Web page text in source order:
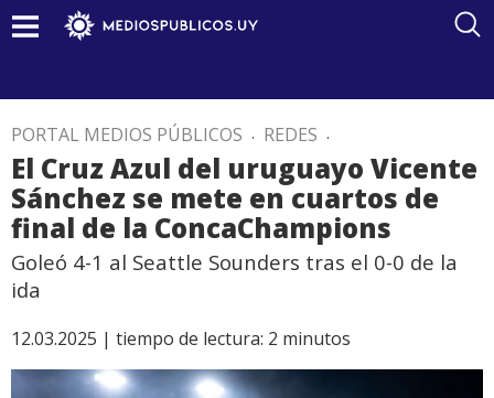
PORTAL MEDIOS PÚBLICOS . REDES .
El Cruz Azul del uruguayo Vicente
Sánchez se mete en cuartos de
final de la ConcaChampions
Goleó 4-1 al Seattle Sounders tras el 0-0 de la
ida
12.03.2025 | tiempo de lectura: 2 minutos